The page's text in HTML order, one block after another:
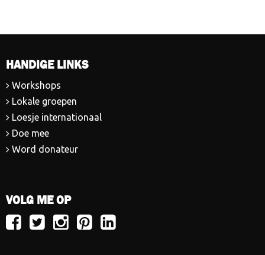
HANDIGE LINKS
Workshops
Lokale groepen
Loesje internationaal
Doe mee
Word donateur
VOLG ME OP
VolgVolgVolgVolgVolg